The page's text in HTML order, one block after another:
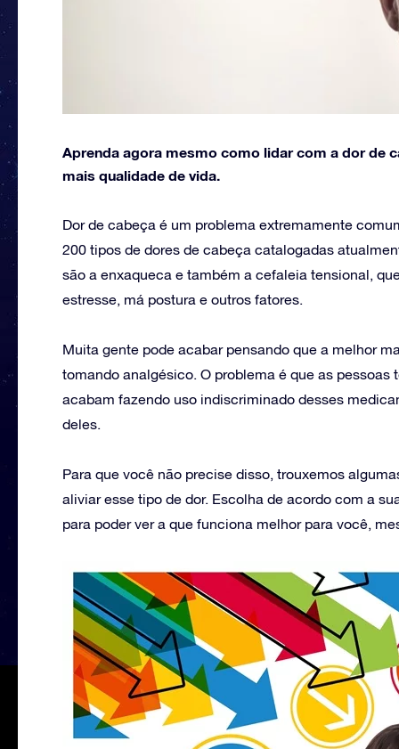
Aprenda agora mesmo como lidar com a dor de
mais qualidade de vida.
Dor de cabeça é um problema extremamente
200 tipos de dores de cabeça catalogadas
são a enxaqueca e também a cefaleia tensional,
estresse, má postura e outros fatores.
Muita gente pode acabar pensando que a melhor
tomando analgésico. O problema é que as
acabam fazendo uso indiscriminado desses
deles.
Para que você não precise disso, trouxemos
aliviar esse tipo de dor. Escolha de acordo com a
para poder ver a que funciona melhor para você,